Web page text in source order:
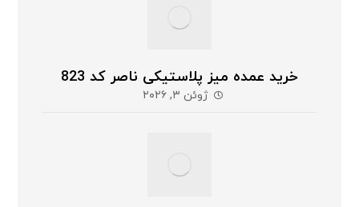
خرید عمده میز پلاستیکی ناصر کد 823
ژوئن ۳, ۲۰۲۶